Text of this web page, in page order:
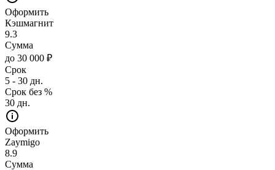
Оформить
Кэшмагнит
9.3
Сумма
до 30 000 ₽
Срок
5 - 30 дн.
Срок без %
30 дн.
Оформить
Zaymigo
8.9
Сумма